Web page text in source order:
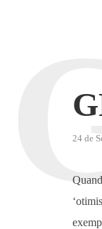
24 de